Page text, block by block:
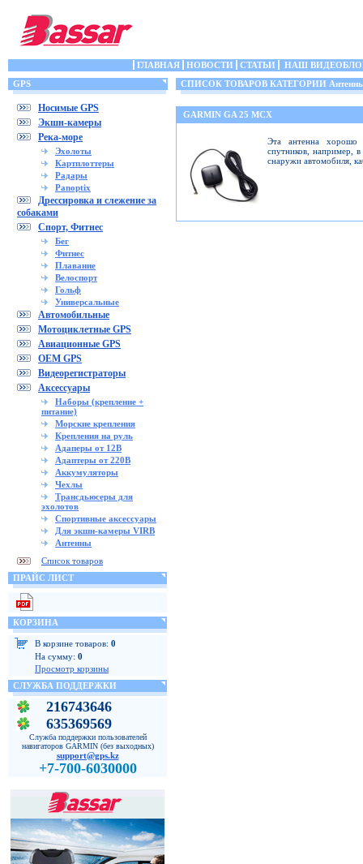
ГЛАВНАЯ НОВОСТИ СТАТЬИ
НАШ
GPS
Носимые GPS
Экшн-камеры
Река-море
Эхолоты
Картплоттеры
Радары
Panoptix
Дрессировка и слежение за
собаками
Спорт, Фитнес
Бег
Фитнес
Плавание
Велоспорт
Гольф
Универсальные
Автомобильные
Мотоциклетные GPS
Авиационные GPS
OEM GPS
Видеорегистраторы
Аксессуары
Наборы (крепление +
питание)
Морские крепления
Крепления на руль
Адаперы от 12В
Адаптеры от 220В
Аккумуляторы
Чехлы
Трансдьюсеры для
эхолотов
Спортивные аксессуары
Для экшн-камеры VIRB
Антенны
Список товаров
ПРАЙС ЛИСТ
КОРЗИНА
В корзине товаров: 0
На сумму: 0
Просмотр корзины
СЛУЖБА ПОДДЕРЖКИ
216743646
635369569
Служба поддержки пользователей
навигаторов GARMIN (без выходных)
support@gps.kz
+7-700-6030000
СПИСОК ТОВАРОВ КАТЕГОРИИ
GARMIN GA 25 MCX
Эта антенна хорошо
спутников, например,
снаружи автомобиля,